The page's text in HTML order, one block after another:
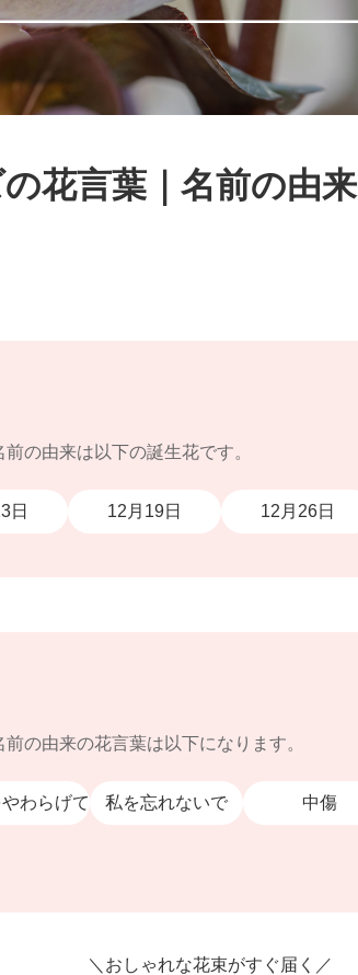
花言葉｜名前の由来
の由来は以下の誕生花です。
日 12月19日 12月26日
の由来の花言葉は以下になります。
わらげて 私を忘れないで 中傷
＼おしゃれな花束がすぐ届く／